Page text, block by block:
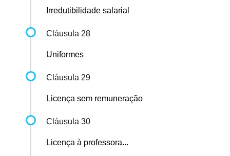
Irredutibilidade salarial
Cláusula 28
Uniformes
Cláusula 29
Licença sem remuneração
Cláusula 30
Licença à professora...